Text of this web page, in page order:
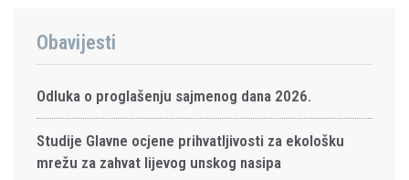
Obavijesti
Odluka o proglašenju sajmenog dana 2026.
Studije Glavne ocjene prihvatljivosti za ekološku
mrežu za zahvat lijevog unskog nasipa